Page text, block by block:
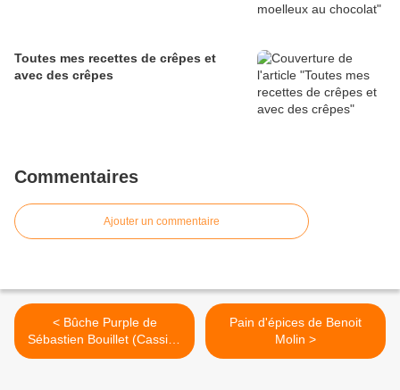
Toutes mes recettes de crêpes et
avec des crêpes
Commentaires
Ajouter un commentaire
< Bûche Purple de
Sébastien Bouillet (Cassis -
Vanille)
Pain d'épices de Benoit
Molin >